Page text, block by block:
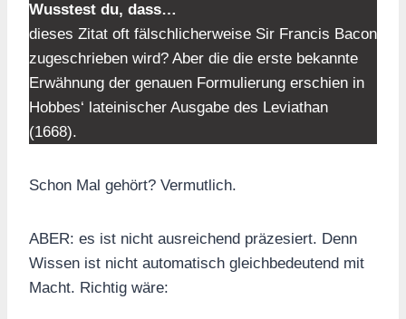
Wusstest du, dass…
dieses Zitat oft fälschlicherweise Sir Francis Bacon
zugeschrieben wird? Aber die die erste bekannte
Erwähnung der genauen Formulierung erschien in
Hobbes‘ lateinischer Ausgabe des Leviathan
(1668).
Schon Mal gehört? Vermutlich.
ABER: es ist nicht ausreichend präzesiert. Denn
Wissen ist nicht automatisch gleichbedeutend mit
Macht. Richtig wäre: